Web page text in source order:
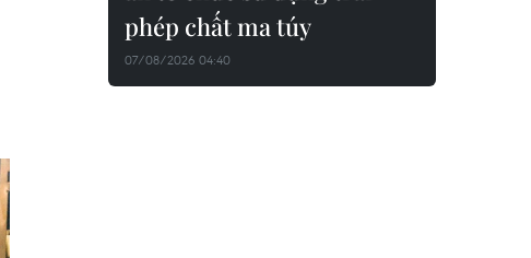
phép chất ma túy
07/08/2026 04:40